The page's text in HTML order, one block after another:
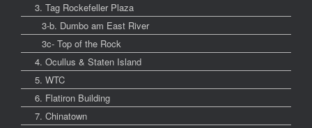
3. Tag Rockefeller Plaza
3-b. Dumbo am East River
3c- Top of the Rock
4. Ocullus & Staten Island
5. WTC
6. Flatiron Building
7. Chinatown